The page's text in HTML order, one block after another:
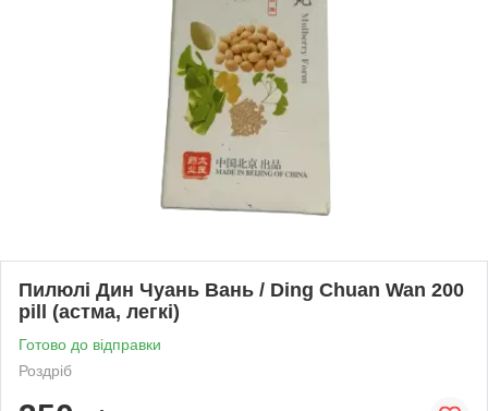
Пилюлі Дин Чуань Вань / Ding Chuan Wan 200
pill (астма, легкі)
Готово до відправки
Роздріб